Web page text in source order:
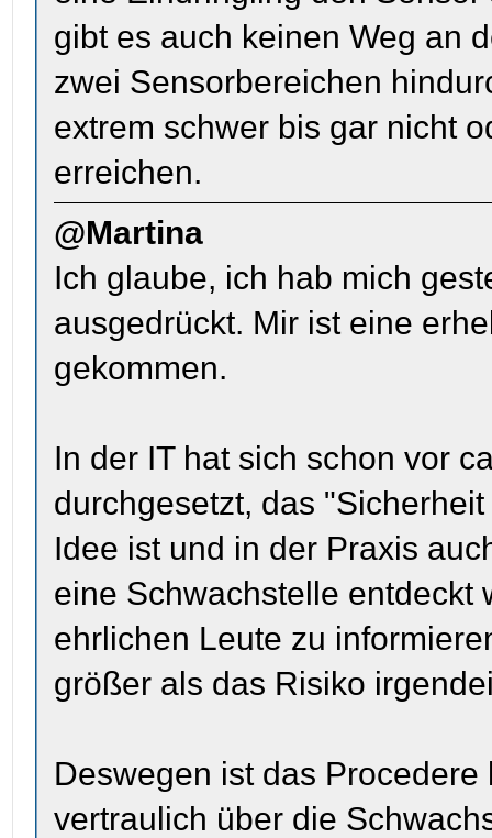
gibt es auch keinen Weg an
zwei Sensorbereichen
extrem schwer bis gar nicht
erreichen.
@Martina
Ich glaube, ich hab mich
ausgedrückt. Mir ist eine
gekommen.
In der IT hat sich schon vor
durchgesetzt, das
Idee ist und in der Praxis
eine Schwachstelle entdeckt
ehrlichen Leute zu
größer als das Risiko
Deswegen ist das
vertraulich über die